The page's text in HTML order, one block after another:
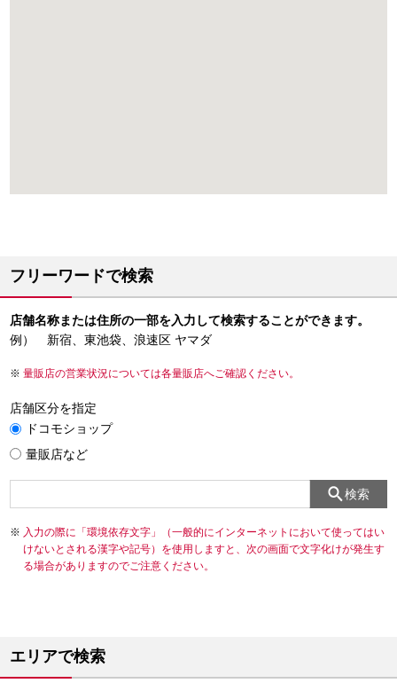
フリーワードで検索
店舗名称または住所の一部を入力して検索することができます。
例） 新宿、東池袋、浪速区 ヤマダ
量販店の営業状況については各量販店へご確認ください。
店舗区分を指定
ドコモショップ
量販店など
検索
入力の際に「環境依存文字」（一般的にインターネットにおいて使ってはい
けないとされる漢字や記号）を使用しますと、次の画面で文字化けが発生す
る場合がありますのでご注意ください。
エリアで検索